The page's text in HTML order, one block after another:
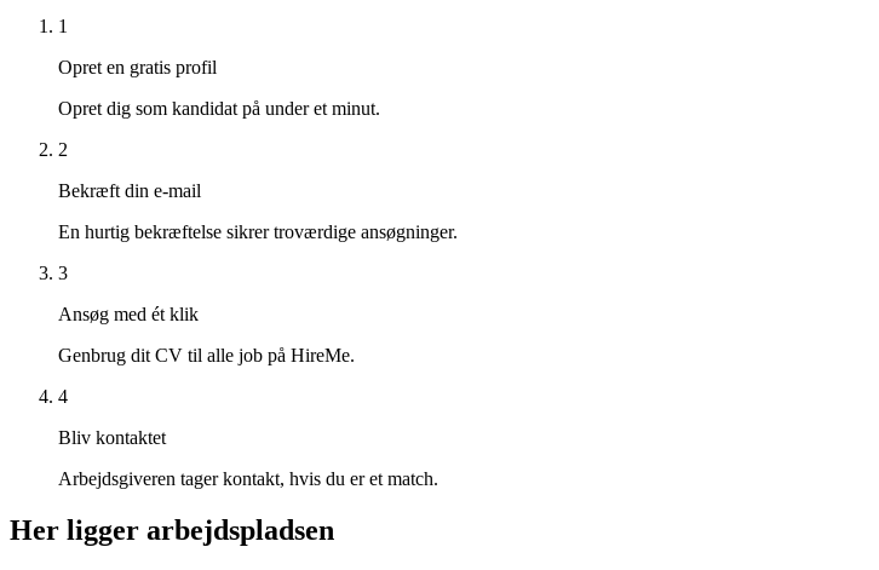
1
Opret en gratis profil
Opret dig som kandidat på under et minut.
2
Bekræft din e-mail
En hurtig bekræftelse sikrer troværdige ansøgninger.
3
Ansøg med ét klik
Genbrug dit CV til alle job på HireMe.
4
Bliv kontaktet
Arbejdsgiveren tager kontakt, hvis du er et match.
Her ligger arbejdspladsen